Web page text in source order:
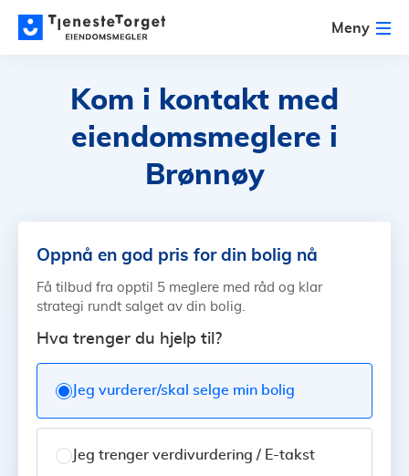
Meny
Kom i kontakt med
eiendomsmeglere i
Brønnøy
Oppnå en god pris for din bolig nå
Få tilbud fra opptil 5 meglere med råd og klar
strategi rundt salget av din bolig.
Hva trenger du hjelp til?
Jeg vurderer/skal selge min bolig
Jeg trenger verdivurdering / E-takst